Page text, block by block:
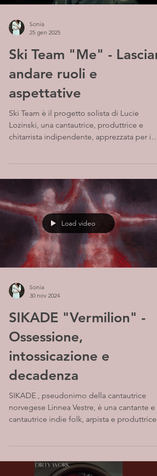
Sonia
25 gen 2025
Ski Team "Me" - Lasciar
andare ruoli e
aspettative
Ski Team è il progetto solista di Lucie
Lozinski, una cantautrice, produttrice e
chitarrista indipendente, apprezzata per i
Load video
Sonia
30 nov 2024
SIKADE "Vermilion" -
Ossessione,
intossicazione e
decadenza
SIKADE , pseudonimo della cantautrice
norvegese Linnea Vestre, è una cantante e
cantautrice indie folk, arpista e produttrice